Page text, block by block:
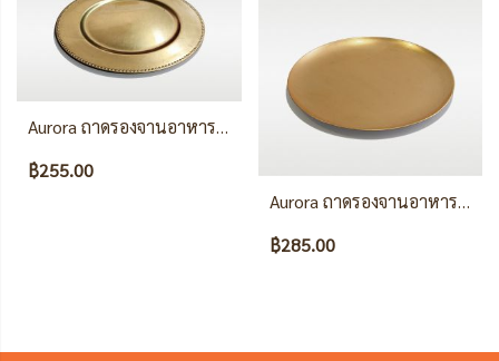
฿255.00
฿285.00